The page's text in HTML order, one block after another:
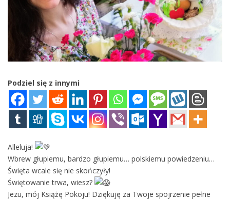
Podziel się z innymi
Alleluja!
Wbrew głupiemu, bardzo głupiemu… polskiemu powiedzeniu…
Święta wcale się nie skończyły!
Świętowanie trwa, wiesz?
Jezu, mój Książę Pokoju! Dziękuję za Twoje spojrzenie pełne